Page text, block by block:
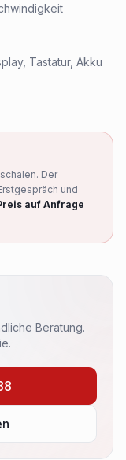
Tastatur, Akku
Graz
für PC-
Laptop
Bildschirm
Graz,
Der
und
auf Anfrage
Beratung.